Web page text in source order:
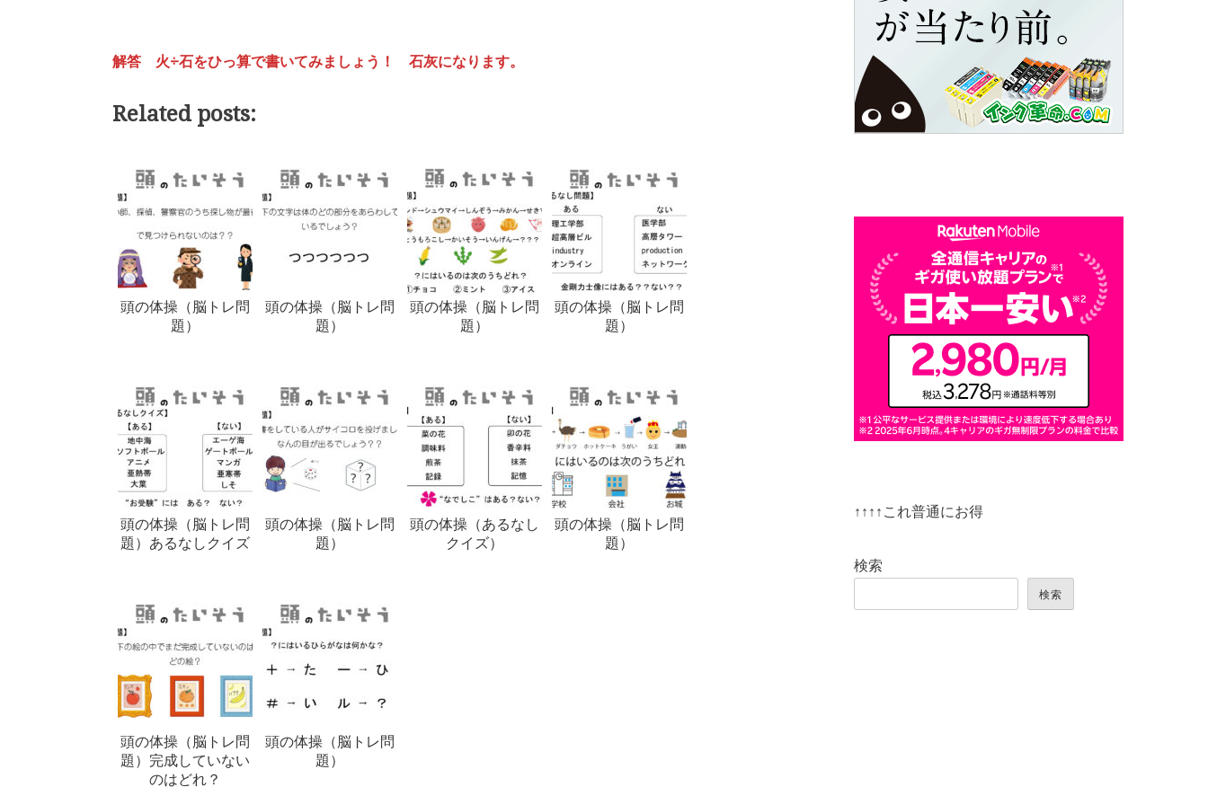
解答 火÷石をひっ算で書いてみましょう！ 石灰になります。
Related posts:
頭の体操（脳トレ問
題）
頭の体操（脳トレ問
題）
頭の体操（脳トレ問
題）
頭の体操（脳トレ問
題）
頭の体操（脳トレ問
題）あるなしクイズ
頭の体操（脳トレ問
題）
頭の体操（あるなし
クイズ）
頭の体操（脳トレ問
題）
頭の体操（脳トレ問
題）完成していない
のはどれ？
頭の体操（脳トレ問
題）
↑↑↑↑これ普通にお得
検索
検索